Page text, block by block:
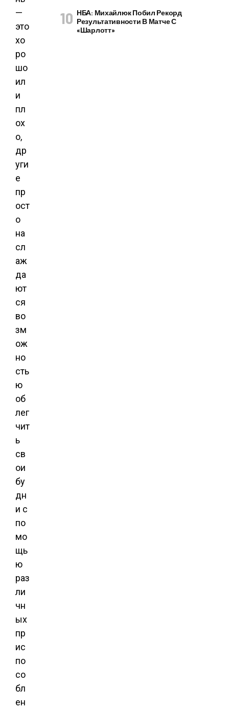
—
это
хо
ро
шо
ил
и
пл
ох
о,
др
уги
е
пр
ост
о
на
сл
аж
да
ют
ся
во
зм
ож
но
сть
ю
об
лег
чит
ь
св
ои
бу
дн
и с
по
мо
щь
ю
раз
ли
чн
ых
пр
ис
по
со
бл
ен
НБА: Михайлюк Побил Рекорд
Результативности В Матче С
«Шарлотт»